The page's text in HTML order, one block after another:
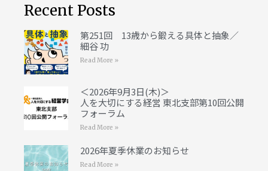
Recent Posts
第251回 13歳から鍛える具体と抽象／
細谷 功
Read More »
＜2026年9月3日(木)＞
人を大切にする経営 東北支部第10回公開
フォーラム
Read More »
2026年夏季休業のお知らせ
Read More »